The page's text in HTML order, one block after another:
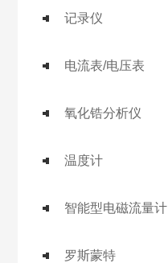
记录仪
电流表/电压表
氧化锆分析仪
温度计
智能型电磁流量计
罗斯蒙特